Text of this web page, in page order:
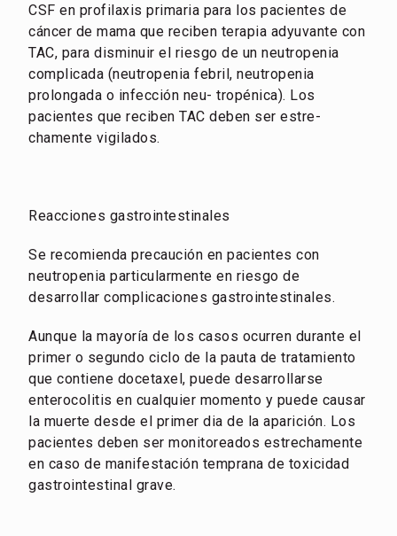
CSF en profilaxis primaria para los pacientes de
cáncer de mama que reciben terapia adyuvante con
TAC, para disminuir el riesgo de un neutropenia
complicada (neutropenia febril, neutropenia
prolongada o infección neu- tropénica). Los
pacientes que reciben TAC deben ser estre-
chamente vigilados.
Reacciones gastrointestinales
Se recomienda precaución en pacientes con
neutropenia particularmente en riesgo de
desarrollar complicaciones gastrointestinales.
Aunque la mayoría de los casos ocurren durante el
primer o segundo ciclo de la pauta de tratamiento
que contiene docetaxel, puede desarrollarse
enterocolitis en cualquier momento y puede causar
la muerte desde el primer dia de la aparición. Los
pacientes deben ser monitoreados estrechamente
en caso de manifestación temprana de toxicidad
gastrointestinal grave.